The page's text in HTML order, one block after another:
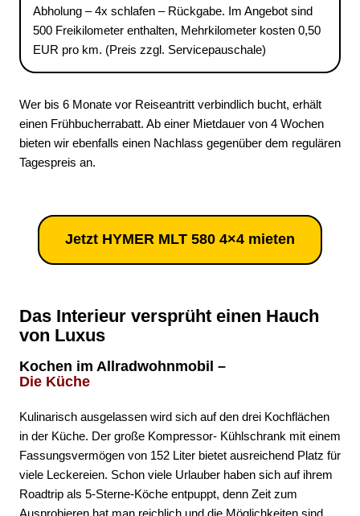
Abholung – 4x schlafen – Rückgabe. Im Angebot sind
500 Freikilometer enthalten, Mehrkilometer kosten 0,50
EUR pro km. (Preis zzgl. Servicepauschale)
Wer bis 6 Monate vor Reiseantritt verbindlich bucht, erhält
einen Frühbucherrabatt. Ab einer Mietdauer von 4 Wochen
bieten wir ebenfalls einen Nachlass gegenüber dem regulären
Tagespreis an.
Jetzt HYMER MLT 580 4×4 mieten
Das Interieur versprüht einen Hauch
von Luxus
Kochen im Allradwohnmobil –
Die Küche
Kulinarisch ausgelassen wird sich auf den drei Kochflächen
in der Küche. Der große Kompressor- Kühlschrank mit einem
Fassungsvermögen von 152 Liter bietet ausreichend Platz für
viele Leckereien. Schon viele Urlauber haben sich auf ihrem
Roadtrip als 5-Sterne-Köche entpuppt, denn Zeit zum